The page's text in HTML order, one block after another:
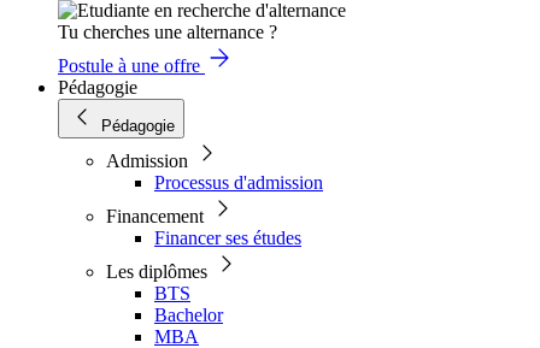
Tu cherches une alternance ?
Postule à une offre
Pédagogie
Pédagogie
Admission
Processus d'admission
Financement
Financer ses études
Les diplômes
BTS
Bachelor
MBA